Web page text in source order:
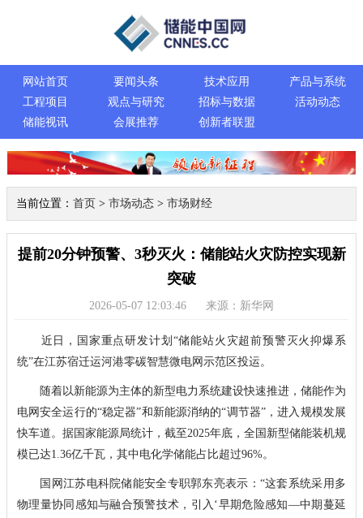
网站首页 要闻头条 技术应用
产品与系统
工程项目
观点与研究 招标与数据
活动动态
储能视讯
会展推荐 创新者联盟
当前位置： 首页> 市场动态> 市场财经
提前20分钟预警、3秒灭火：储能站火灾防控实现新
突破
2026-05-07 12:03:46 来源：新华网
近日，国家重点研发计划“储能站火灾超前预警灭火抑爆系
统”在江苏宿迁运河港零碳智慧微电网示范区投运。
随着以新能源为主体的新型电力系统建设快速推进，储能作为
电网安全运行的“稳定器”和新能源消纳的“调节器”，进入规模发展
快车道。据国家能源局统计，截至2025年底，全国新型储能装机规
模已达1.36亿千瓦，其中电化学储能占比超过96%。
国网江苏电科院储能安全专职郭东亮表示：“这套系统采用多
物理量协同感知与融合预警技术，引入‘早期危险感知—中期蔓延